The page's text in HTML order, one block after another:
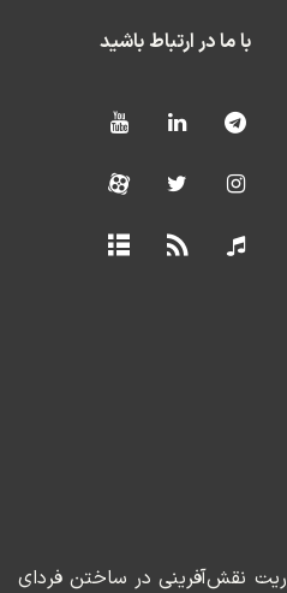
با ما در ارتباط باشید
نقش‌آفرینی در ساختن فردای